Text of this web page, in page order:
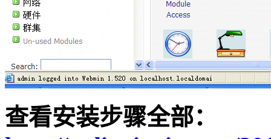
查看安装步骤全部：